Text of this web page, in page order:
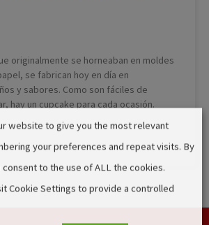
originalmente se horneaban en moldes
se fabrican hoy en día en
y sabores. Como son fáciles de
hay un cupcake para cada ocasión.
website to give you the most relevant
your preferences and repeat visits. By
consent to the use of ALL the cookies.
Cookie Settings to provide a controlled